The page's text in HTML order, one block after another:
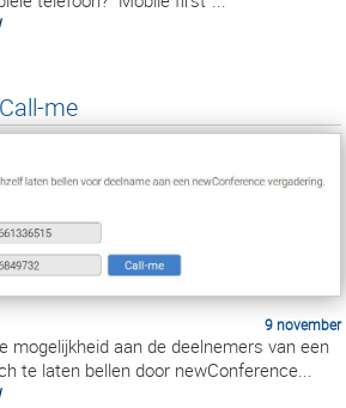
me
9 november
mogelijkheid aan de deelnemers van een
te laten bellen door newConference...